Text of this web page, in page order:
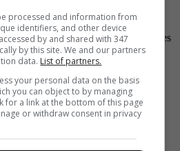
dañar la relación. | Foto: Getty Images
y lo peor de esta situación son las
a quienes viven de cerca estas
que terminan afectando no
sino que en muchos casos se
el laboral y el social.
processed and information from
identifiers, and other device
by and shared with 347
by this site. We and our partners
data. List of partners.
your personal data on the basis
you can object to by managing
for a link at the bottom of this page
or withdraw consent in privacy